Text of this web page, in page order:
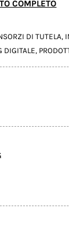
COMPLETO
DI TUTELA,
DIGITALE,